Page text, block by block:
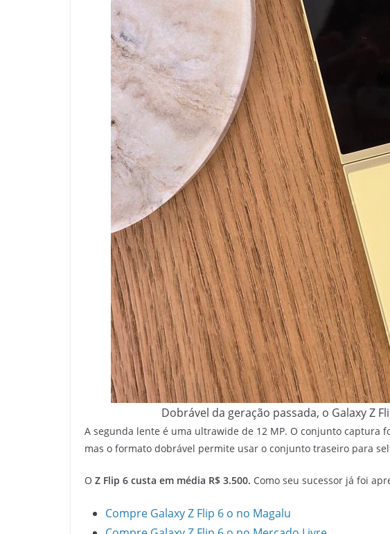
Dobrável da geração passada, o Galaxy Z
A segunda lente é uma ultrawide de 12 MP. O conjunto captura
mas o formato dobrável permite usar o conjunto traseiro para
O Z Flip 6 custa em média R$ 3.500. Como seu sucessor já foi
Compre Galaxy Z Flip 6 o no Magalu